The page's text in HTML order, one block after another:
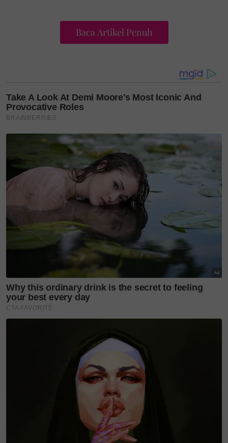
"Saya turut menghargai teman-teman media cetak
dan elektronik yang tanpa jemu mempromosikan
tersayang. Alhamdulillah, rezeki pada usia 46 tahun
ini menjadi kenangan manis sepanjang penglibatan
saya dalam AIM," ungkapnya.
kemuncak AIM24 Sabtu lalu.
Ditanya makna penganjuran AIM dalam kerjaya
seninya, pelantun Menamakanmu Cinta
acara berprestij tersebut adalah tonggak penting
dalam ekosistem muzik tempatan.
Baca Artikel Penuh